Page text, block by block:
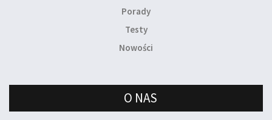
Porady
Testy
Nowości
O NAS